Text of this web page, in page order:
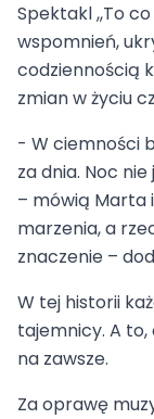
Spektakl ,,To
wspomnień,
codziennością
zmian w życiu
- W ciemności
za dnia. Noc
– mówią Marta
marzenia, a
znaczenie –
W tej historii
tajemnicy. A to,
na zawsze.
Za oprawę